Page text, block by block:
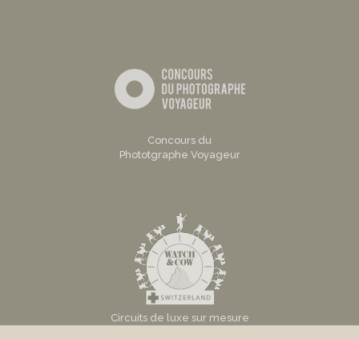
Concours du
Phototgraphe Voyageur
Circuits de luxe sur mesure